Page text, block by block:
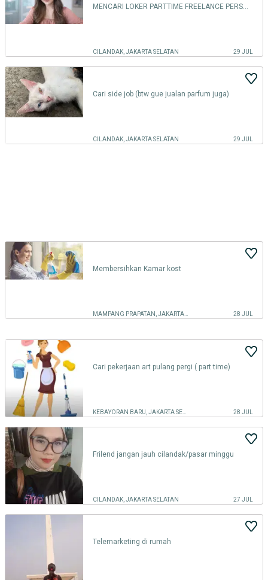
MENCARI LOKER PARTTIME FREELANCE PERSONAL ASSISTANCE ASPRI SEKRETARIS
CILANDAK, JAKARTA SELATAN 29 JUL
Cari side job (btw gue jualan parfum juga)
CILANDAK, JAKARTA SELATAN 29 JUL
Membersihkan Kamar kost
28 JUL
Cari pekerjaan art pulang pergi ( part time)
28 JUL
Frilend jangan jauh cilandak/pasar minggu
CILANDAK, JAKARTA SELATAN 27 JUL
Telemarketing di rumah